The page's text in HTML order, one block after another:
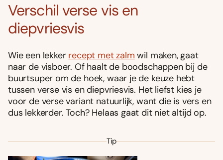
Verschil verse vis en
diepvriesvis
Wie een lekker recept met zalm wil maken, gaat
naar de visboer. Of haalt de boodschappen bij de
buurtsuper om de hoek, waar je de keuze hebt
tussen verse vis en diepvriesvis. Het liefst kies je
voor de verse variant natuurlijk, want die is vers en
dus lekkerder. Toch? Helaas gaat dit niet altijd op.
Tip